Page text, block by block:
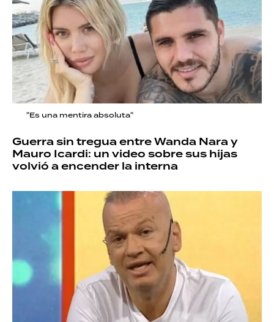
"Es una mentira absoluta"
Guerra sin tregua entre Wanda Nara y
Mauro Icardi: un video sobre sus hijas
volvió a encender la interna